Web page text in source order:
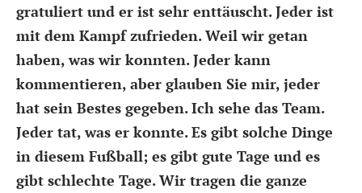
gratuliert und er ist sehr enttäuscht. Jeder ist
mit dem Kampf zufrieden. Weil wir getan
haben, was wir konnten. Jeder kann
kommentieren, aber glauben Sie mir, jeder
hat sein Bestes gegeben. Ich sehe das Team.
Jeder tat, was er konnte. Es gibt solche Dinge
in diesem Fußball; es gibt gute Tage und es
gibt schlechte Tage. Wir tragen die ganze